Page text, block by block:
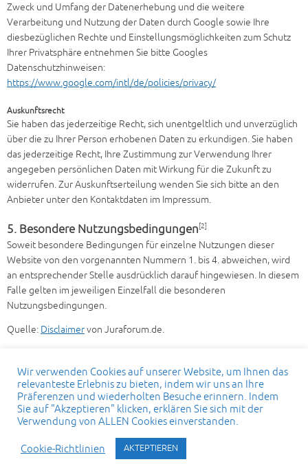
Zweck und Umfang der Datenerhebung und die weitere
Verarbeitung und Nutzung der Daten durch Google sowie Ihre
diesbezüglichen Rechte und Einstellungsmöglichkeiten zum Schutz
Ihrer Privatsphäre entnehmen Sie bitte Googles
Datenschutzhinweisen:
https://www.google.com/intl/de/policies/privacy/
Auskunftsrecht
Sie haben das jederzeitige Recht, sich unentgeltlich und unverzüglich
über die zu Ihrer Person erhobenen Daten zu erkundigen. Sie haben
das jederzeitige Recht, Ihre Zustimmung zur Verwendung Ihrer
angegeben persönlichen Daten mit Wirkung für die Zukunft zu
widerrufen. Zur Auskunftserteilung wenden Sie sich bitte an den
Anbieter unter den Kontaktdaten im Impressum.
5. Besondere Nutzungsbedingungen[2]
Soweit besondere Bedingungen für einzelne Nutzungen dieser
Website von den vorgenannten Nummern 1. bis 4. abweichen, wird
an entsprechender Stelle ausdrücklich darauf hingewiesen. In diesem
Falle gelten im jeweiligen Einzelfall die besonderen
Nutzungsbedingungen.
Quelle: Disclaimervon Juraforum.de.
Copyright © 2025 - AFS Investment AG, SPF - 11a, Boulevard Joseph II - 1840
Wir verwenden Cookies auf unserer Website, um Ihnen das
relevanteste Erlebnis zu bieten, indem wir uns an Ihre
Präferenzen und wiederholten Besuche erinnern. Indem
Sie auf "Akzeptieren" klicken, erklären Sie sich mit der
Verwendung von ALLEN Cookies einverstanden.
Cookie-Richtlinien AKTEPTIEREN